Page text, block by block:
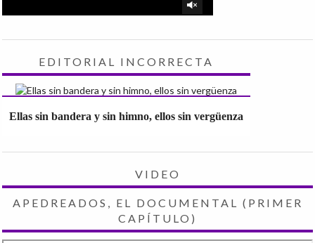
EDITORIAL INCORRECTA
Ellas sin bandera y sin himno, ellos sin vergüenza
VIDEO
APEDREADOS, EL DOCUMENTAL (PRIMER
CAPÍTULO)